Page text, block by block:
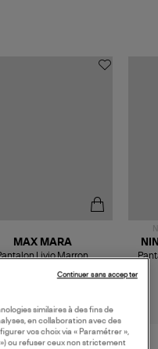
309,00 €
MAX MARA
Livio Marron
similaires à des fins de
en collaboration avec des
vos choix via « Paramétrer »,
ou refuser ceux non strictement
Continuer sans accepter